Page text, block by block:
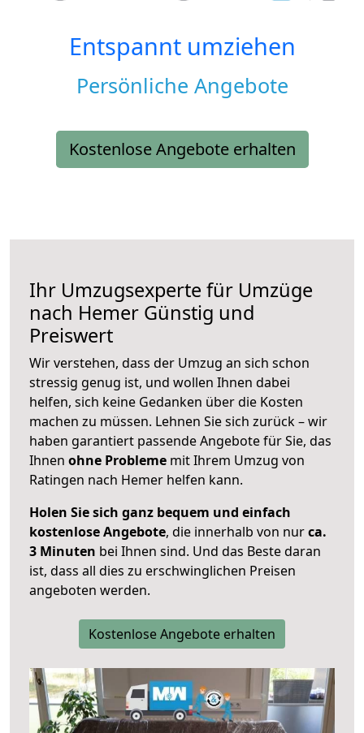
Entspannt umziehen
Persönliche Angebote
Kostenlose Angebote erhalten
Ihr Umzugsexperte für Umzüge
nach Hemer Günstig und
Preiswert
Wir verstehen, dass der Umzug an sich schon
stressig genug ist, und wollen Ihnen dabei
helfen, sich keine Gedanken über die Kosten
machen zu müssen. Lehnen Sie sich zurück – wir
haben garantiert passende Angebote für Sie, das
Ihnen ohne Probleme mit Ihrem Umzug von
Ratingen nach Hemer helfen kann.
Holen Sie sich ganz bequem und einfach
kostenlose Angebote, die innerhalb von nurca.
3 Minuten bei Ihnen sind. Und das Beste daran
ist, dass all dies zu erschwinglichen Preisen
angeboten werden.
Kostenlose Angebote erhalten